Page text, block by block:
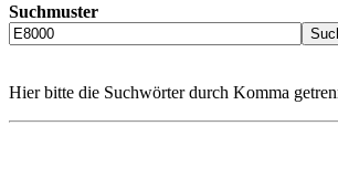
Suchmuster
Hier bitte die Suchwörter durch Komma